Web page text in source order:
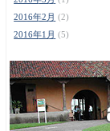
2016年2月 (2)
2016年1月 (5)